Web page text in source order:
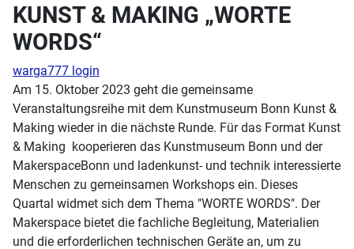
KUNST & MAKING „WORTE
WORDS“
warga777 login
Am 15. Oktober 2023 geht die gemeinsame
Veranstaltungsreihe mit dem Kunstmuseum Bonn Kunst &
Making wieder in die nächste Runde. Für das Format Kunst
& Making kooperieren das Kunstmuseum Bonn und der
MakerspaceBonn und ladenkunst- und technik interessierte
Menschen zu gemeinsamen Workshops ein. Dieses
Quartal widmet sich dem Thema "WORTE WORDS". Der
Makerspace bietet die fachliche Begleitung, Materialien
und die erforderlichen technischen Geräte an, um zu